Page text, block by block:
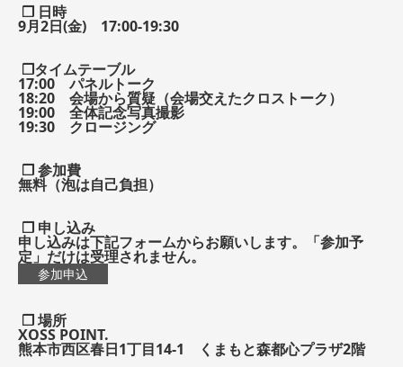
❒ 日時
9月2日(金) 17:00-19:30
❒タイムテーブル
17:00 パネルトーク
18:20 会場から質疑（会場交えたクロストーク）
19:00 全体記念写真撮影
19:30 クロージング
❒ 参加費
無料（泡は自己負担）
❒ 申し込み
申し込みは下記フォームからお願いします。「参加予
定」だけは受理されません。
参加申込
❒ 場所
XOSS POINT.
熊本市西区春日1丁目14-1 くまもと森都心プラザ2階